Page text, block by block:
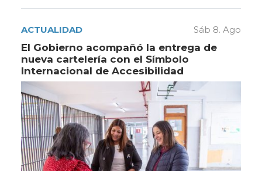
ACTUALIDAD Sáb 8. Ago
El Gobierno acompañó la entrega de
nueva cartelería con el Símbolo
Internacional de Accesibilidad